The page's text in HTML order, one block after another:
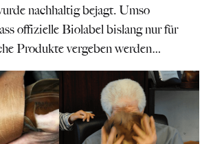
nachhaltig bejagt. Umso
offizielle Biolabel bislang nur für
Produkte vergeben werden…